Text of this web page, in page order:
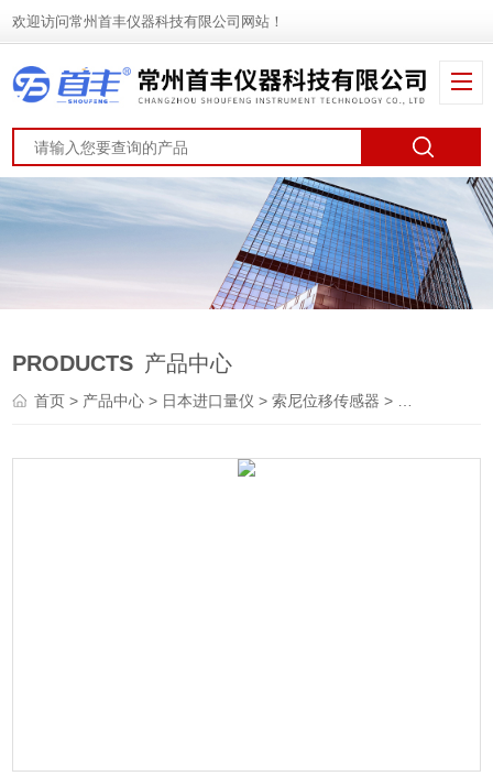
欢迎访问常州首丰仪器科技有限公司网站！
PRODUCTS 产品中心
首页> 产品中心 > 日本进口量仪 >索尼位移传感器 > Magnescale测微计DK812SBVR5位移传感器